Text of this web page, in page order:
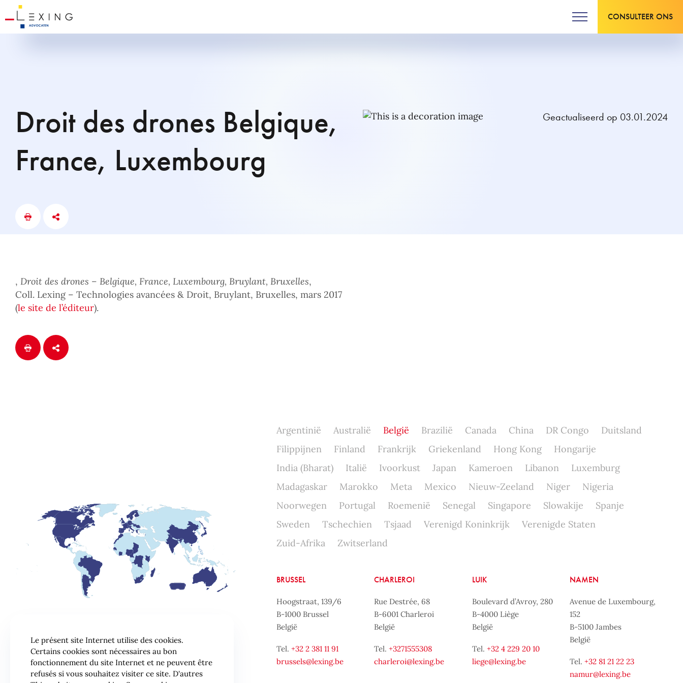
CONSULTEER ONS
Droit des drones Belgique,
France, Luxembourg
Geactualiseerd op 03.01.2024
, Droit des drones – Belgique, France, Luxembourg, Bruylant, Bruxelles,
Coll. Lexing – Technologies avancées & Droit, Bruylant, Bruxelles, mars 2017
(le site de l’éditeur).
Argentinië Australië België Brazilië Canada China DR Congo
Duitsland
Filippijnen
Finland Frankrijk Griekenland Hong Kong
Hongarije
India (Bharat)
Italië Ivoorkust Japan Kameroen Libanon
Luxemburg
Madagaskar
Marokko Meta Mexico Nieuw-Zeeland Niger
Nigeria
Noorwegen
Portugal Roemenië Senegal Singapore Slowakije
Spanje
Sweden
Tschechien Tsjaad Verenigd Koninkrijk
Verenigde Staten
Zuid-Afrika
Zwitserland
BRUSSEL
Hoogstraat, 139/6
B-1000 Brussel
België
Tel. +32 2 381 11 91
brussels@lexing.be
CHARLEROI
Rue Destrée, 68
B-6001 Charleroi
België
Tel.+3271555308
charleroi@lexing.be
LUIK
Boulevard d’Avroy, 280
B-4000 Liège
België
Tel. +32 4 229 20 10
liege@lexing.be
NAMEN
Avenue de Luxembourg,
152
B-5100 Jambes
België
Tel.+32 81 21 22 23
namur@lexing.be
Le présent site Internet utilise des cookies.
Certains cookies sont nécessaires au bon
fonctionnement du site Internet et ne peuvent être
refusés si vous souhaitez visiter ce site. D'autres